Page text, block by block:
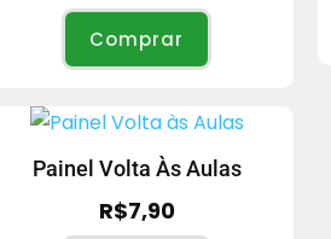
Comprar
Painel Volta Às Aulas
R$7,90